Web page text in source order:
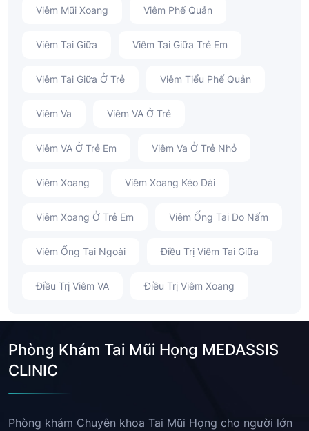
Viêm Mũi Xoang Viêm Phế Quản
Viêm Tai Giữa Viêm Tai Giữa Trẻ Em
Viêm Tai Giữa Ở Trẻ Viêm Tiểu Phế Quản
Viêm Va Viêm VA Ở Trẻ
Viêm VA Ở Trẻ Em Viêm Va Ở Trẻ Nhỏ
Viêm Xoang Viêm Xoang Kéo Dài
Viêm Xoang Ở Trẻ Em Viêm Ống Tai Do Nấm
Viêm Ống Tai Ngoài Điều Trị Viêm Tai Giữa
Điều Trị Viêm VA Điều Trị Viêm Xoang
Phòng Khám Tai Mũi Họng MEDASSIS
CLINIC
Phòng khám Chuyên khoa Tai Mũi Họng cho người lớn